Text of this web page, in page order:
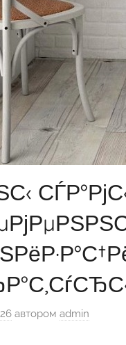
автором admin